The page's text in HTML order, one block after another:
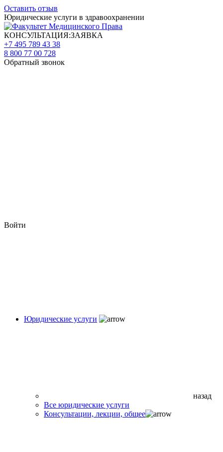
Оставить отзыв
Юридические услуги в здравоохранении
КОНСУЛЬТАЦИЯ:ЗАЯВКА
+7 495 789 43 38
8 800 77 00 728
Обратный звонок
Войти
Юридические услуги
назад
Все юридические услуги
Консультации, лекции, общее